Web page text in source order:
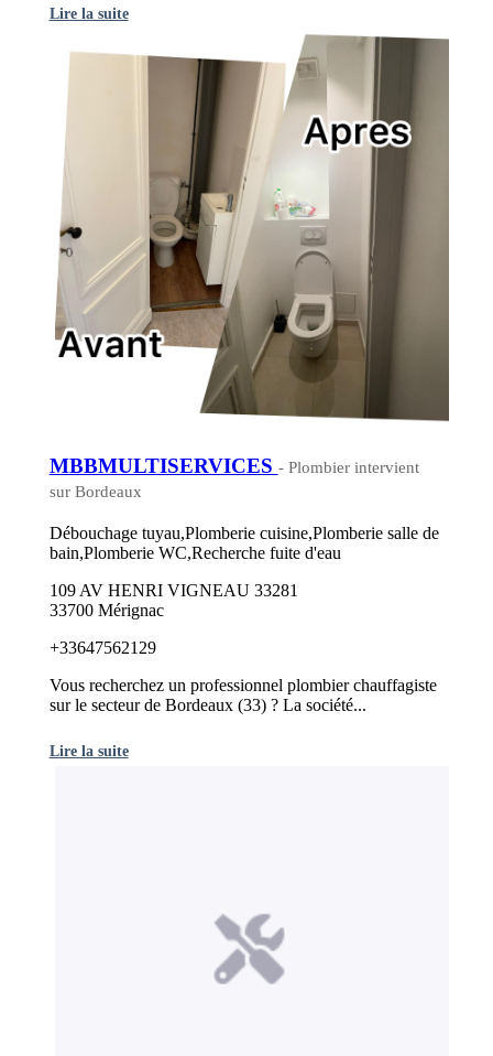
Lire la suite
MBBMULTISERVICES - Plombier intervient
sur Bordeaux
Débouchage tuyau,Plomberie cuisine,Plomberie salle de
bain,Plomberie WC,Recherche fuite d'eau
109 AV HENRI VIGNEAU 33281
33700 Mérignac
+33647562129
Vous recherchez un professionnel plombier chauffagiste
sur le secteur de Bordeaux (33) ? La société...
Lire la suite